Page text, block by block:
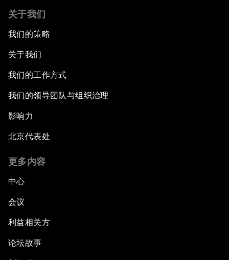
关于我们
我们的策略
关于我们
我们的工作方式
我们的领导团队与组织治理
影响力
北京代表处
更多内容
中心
会议
利益相关方
论坛故事